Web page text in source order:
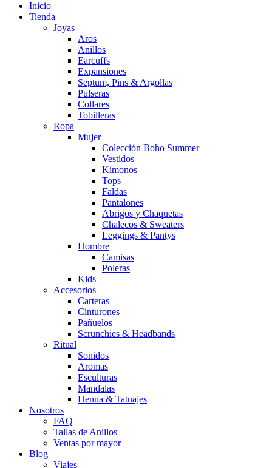
Inicio
Tienda
Joyas
Aros
Anillos
Earcuffs
Expansiones
Septum, Pins & Argollas
Pulseras
Collares
Tobilleras
Ropa
Mujer
Colección Boho Summer
Vestidos
Kimonos
Tops
Faldas
Pantalones
Abrigos y Chaquetas
Chalecos & Sweaters
Leggings & Pantys
Hombre
Camisas
Poleras
Kids
Accesorios
Carteras
Cinturones
Pañuelos
Scrunchies & Headbands
Ritual
Sonidos
Aromas
Esculturas
Mandalas
Henna & Tatuajes
Nosotros
FAQ
Tallas de Anillos
Ventas por mayor
Blog
Viajes